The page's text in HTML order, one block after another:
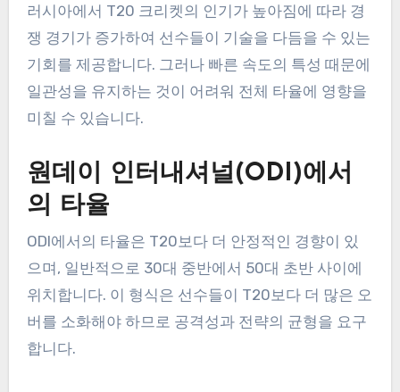
러시아에서 T20 크리켓의 인기가 높아짐에 따라 경
쟁 경기가 증가하여 선수들이 기술을 다듬을 수 있는
기회를 제공합니다. 그러나 빠른 속도의 특성 때문에
일관성을 유지하는 것이 어려워 전체 타율에 영향을
미칠 수 있습니다.
원데이 인터내셔널(ODI)에서
의 타율
ODI에서의 타율은 T20보다 더 안정적인 경향이 있
으며, 일반적으로 30대 중반에서 50대 초반 사이에
위치합니다. 이 형식은 선수들이 T20보다 더 많은 오
버를 소화해야 하므로 공격성과 전략의 균형을 요구
합니다.